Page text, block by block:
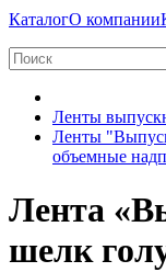
КаталогО компании
Ленты
Ленты
объемные
Лента
шелк